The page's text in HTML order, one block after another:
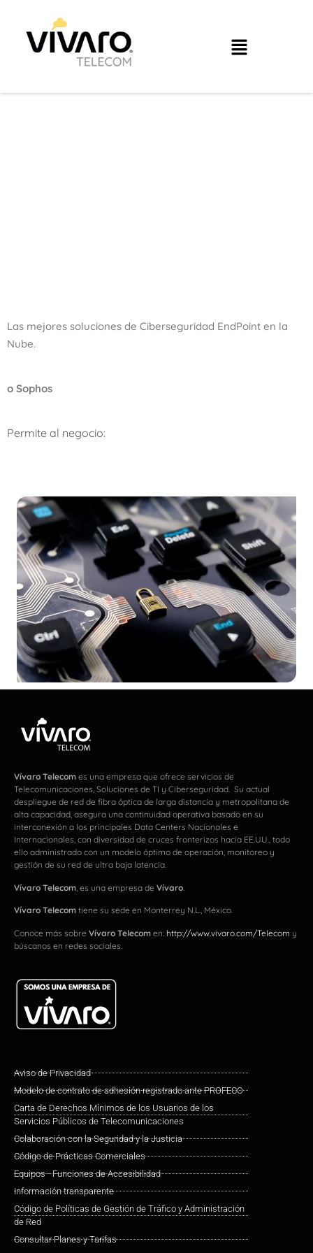
Las mejores soluciones de Ciberseguridad EndPoint en la
Nube.
o Sophos
Permite al negocio:
Vívaro Telecom es una empresa que ofrece servicios de
Telecomunicaciones, Soluciones de TI y Ciberseguridad. Su actual
despliegue de red de fibra óptica de larga distancia y metropolitana de
alta capacidad, asegura una continuidad operativa basado en su
interconexión a los principales Data Centers Nacionales e
Internacionales, con diversidad de cruces fronterizos hacia EE.UU., todo
ello administrado con un modelo óptimo de operación, monitoreo y
gestión de su red de ultra baja latencia.
Vívaro Telecom , es una empresa de Vívaro
Vívaro Telecom tiene su sede en Monterrey N.L., México.
Conoce más sobre Vívaro Telecom en: http://www.vivaro.com/Telecom y
búscanos en redes sociales.
Aviso de Privacidad
Modelo de contrato de adhesión registrado ante PROFECO
Carta de Derechos Mínimos de los Usuarios de los
Servicios Públicos de Telecomunicaciones
Colaboración con la Seguridad y la Justicia
Código de Prácticas Comerciales
Equipos - Funciones de Accesibilidad
Información transparente
Código de Políticas de Gestión de Tráfico y Administración
de Red
Consultar Planes y Tarifas